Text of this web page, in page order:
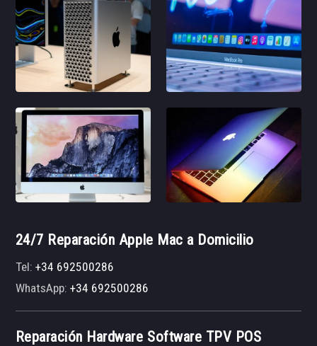
24/7 Reparación Apple Mac a Domicilio
Tel:+34 692500286
WhatsApp:+34 692500286
Reparación Hardware Software TPV POS